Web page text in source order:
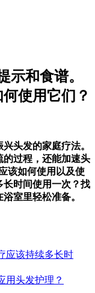
示和食谱。
使用它们？
头发的家庭疗法。
的过程，还能加速头
该如何使用以及使
长时间使用一次？找
室里轻松准备。
应该持续多长时
用头发护理？